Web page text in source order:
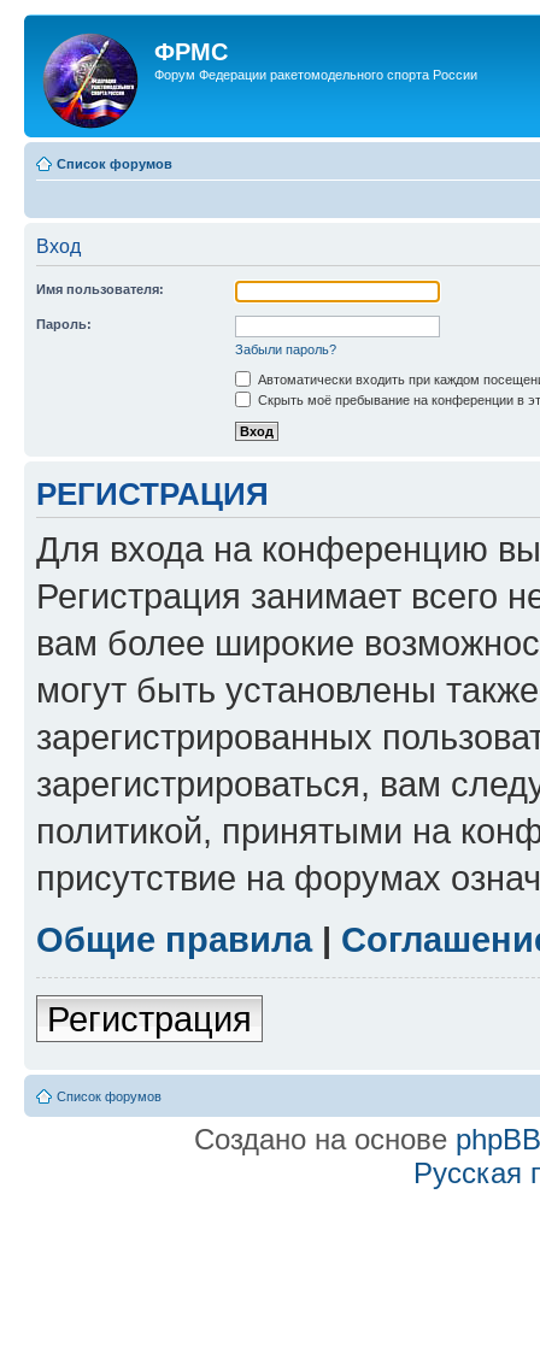
ФРМС
Форум Федерации ракетомодельного спорта России
Список форумов
Вход
Имя пользователя:
Пароль:
Забыли пароль?
Автоматически входить при каждом
Скрыть моё пребывание на конференции в
РЕГИСТРАЦИЯ
Для входа на конференцию
Регистрация занимает всего
вам более широкие
могут быть установлены
зарегистрированных
зарегистрироваться, вам
политикой, принятыми на
присутствие на форумах
Общие правила|
Регистрация
Список форумов
Создано на основе phpBB
Русская